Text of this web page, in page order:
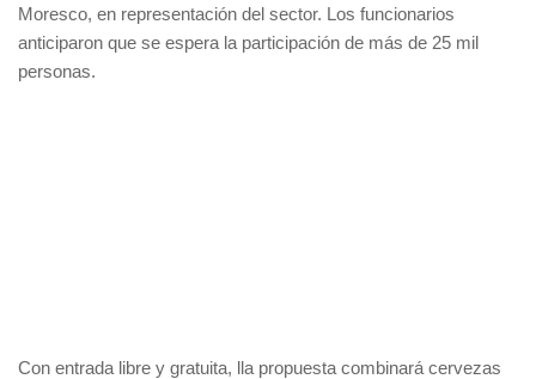
Moresco, en representación del sector. Los funcionarios
anticiparon que se espera la participación de más de 25 mil
personas.
Con entrada libre y gratuita, lla propuesta combinará cervezas